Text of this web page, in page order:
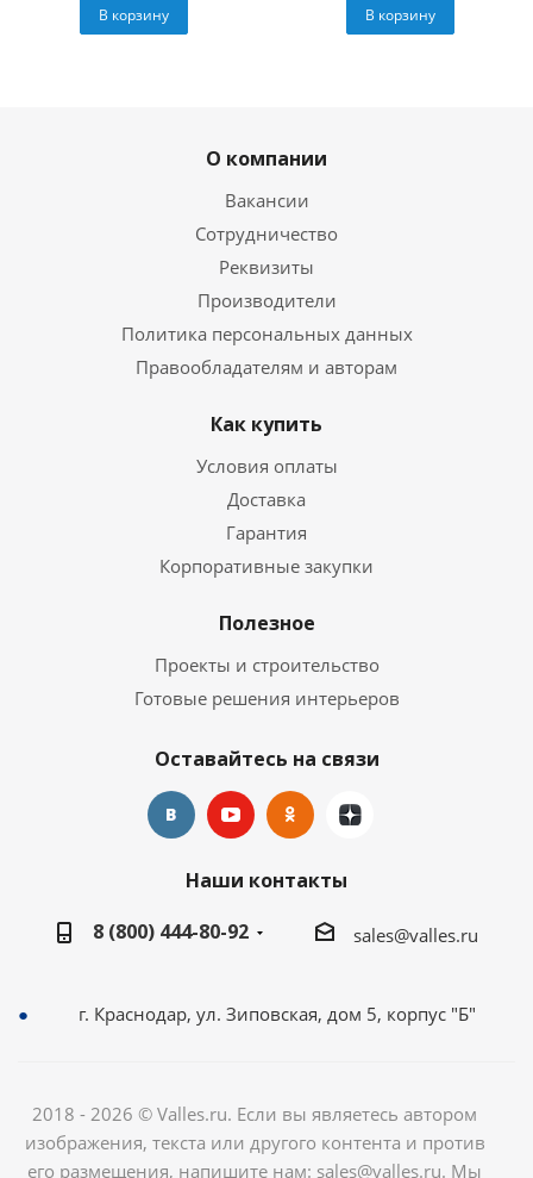
В корзину В корзину
О компании
Вакансии
Сотрудничество
Реквизиты
Производители
Политика персональных данных
Правообладателям и авторам
Как купить
Условия оплаты
Доставка
Гарантия
Корпоративные закупки
Полезное
Проекты и строительство
Готовые решения интерьеров
Оставайтесь на связи
Наши контакты
8 (800) 444-80-92
sales@valles.ru
г. Краснодар, ул. Зиповская, дом 5, корпус "Б"
2018 - 2026 © Valles.ru. Если вы являетесь автором
изображения, текста или другого контента и против
его размещения, напишите нам: sales@valles.ru. Мы